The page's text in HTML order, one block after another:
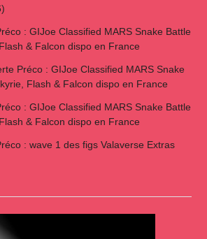
: GIJoe Classified MARS Snake Battle
& Falcon dispo en France
Préco : GIJoe Classified MARS Snake
Flash & Falcon dispo en France
: GIJoe Classified MARS Snake Battle
& Falcon dispo en France
: wave 1 des figs Valaverse Extras